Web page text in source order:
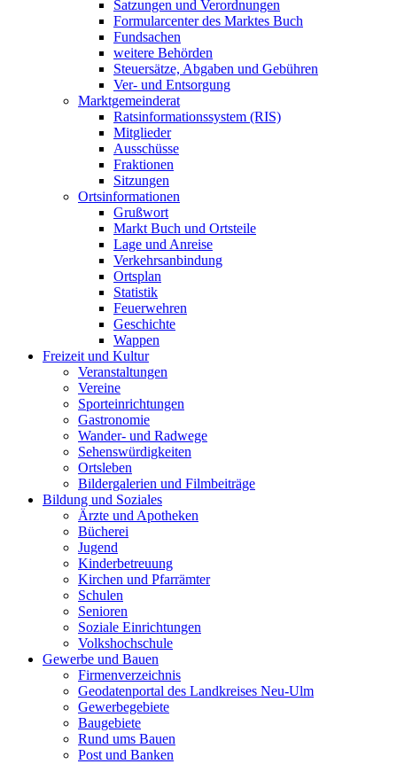
Satzungen und Verordnungen
Formularcenter des Marktes Buch
Fundsachen
weitere Behörden
Steuersätze, Abgaben und Gebühren
Ver- und Entsorgung
Marktgemeinderat
Ratsinformationssystem (RIS)
Mitglieder
Ausschüsse
Fraktionen
Sitzungen
Ortsinformationen
Grußwort
Markt Buch und Ortsteile
Lage und Anreise
Verkehrsanbindung
Ortsplan
Statistik
Feuerwehren
Geschichte
Wappen
Freizeit und Kultur
Veranstaltungen
Vereine
Sporteinrichtungen
Gastronomie
Wander- und Radwege
Sehenswürdigkeiten
Ortsleben
Bildergalerien und Filmbeiträge
Bildung und Soziales
Ärzte und Apotheken
Bücherei
Jugend
Kinderbetreuung
Kirchen und Pfarrämter
Schulen
Senioren
Soziale Einrichtungen
Volkshochschule
Gewerbe und Bauen
Firmenverzeichnis
Geodatenportal des Landkreises Neu-Ulm
Gewerbegebiete
Baugebiete
Rund ums Bauen
Post und Banken